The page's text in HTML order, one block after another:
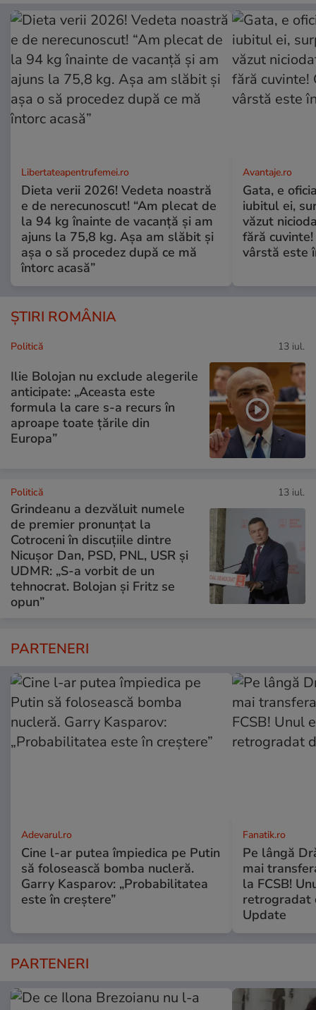
Libertateapentrufemei.ro
Dieta verii 2026! Vedeta noastră
e de nerecunoscut! “Am plecat de
la 94 kg înainte de vacanță și am
ajuns la 75,8 kg. Așa am slăbit și
așa o să procedez după ce mă
întorc acasă”
Avantaje.ro
Gata, e
iubitul ei,
văzut
fără
vârstă este
ȘTIRI ROMÂNIA
Politică 13 iul.
Ilie Bolojan nu exclude alegerile
anticipate: „Aceasta este
formula la care s-a recurs în
aproape toate ţările din
Europa”
Politică 13 iul.
Grindeanu a dezvăluit numele
de premier pronunțat la
Cotroceni în discuțiile dintre
Nicușor Dan, PSD, PNL, USR și
UDMR: „S-a vorbit de un
tehnocrat. Bolojan și Fritz se
opun”
PARTENERI
Adevarul.ro
Cine l-ar putea împiedica pe Putin
să folosească bomba nucleră.
Garry Kasparov: „Probabilitatea
este în creștere”
Fanatik.ro
Pe lângă
mai
la FCSB!
retrogradat
Update
PARTENERI